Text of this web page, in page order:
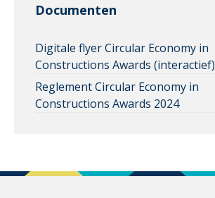
Documenten
Digitale flyer Circular Economy in
Constructions Awards (interactief)
Reglement Circular Economy in
Constructions Awards 2024